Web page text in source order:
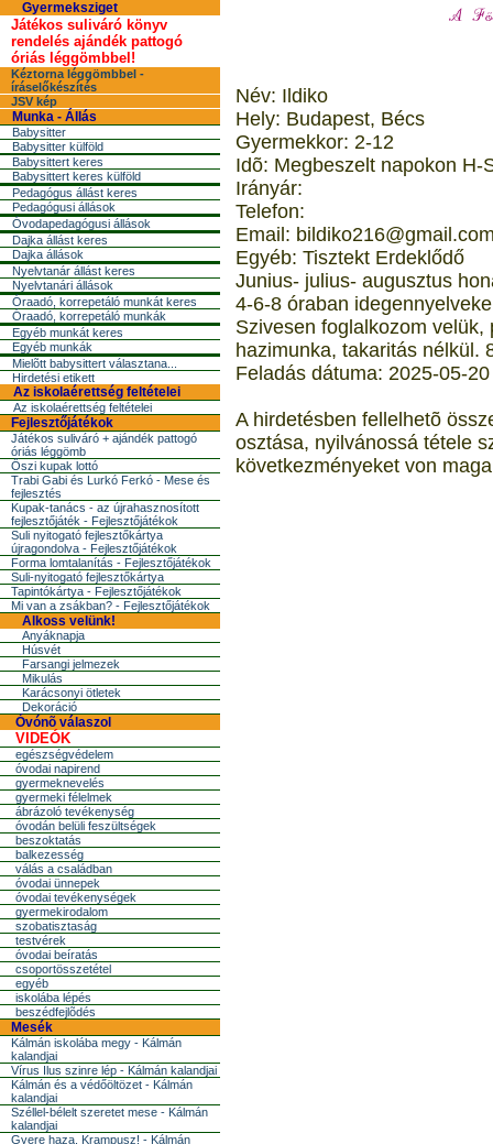
Gyermeksziget
Játékos suliváró könyv
rendelés ajándék pattogó
óriás léggömbbel!
Kéztorna léggömbbel -
íráselőkészítés
JSV kép
Munka - Állás
Babysitter
Babysitter külföld
Babysittert keres
Babysittert keres külföld
Pedagógus állást keres
Pedagógusi állások
Óvodapedagógusi állások
Dajka állást keres
Dajka állások
Nyelvtanár állást keres
Nyelvtanári állások
Óraadó, korrepetáló munkát keres
Óraadó, korrepetáló munkák
Egyéb munkát keres
Egyéb munkák
Mielõtt babysittert választana...
Hirdetési etikett
Az iskolaérettség feltételei
Az iskolaérettség feltételei
Fejlesztőjátékok
Játékos suliváró + ajándék pattogó
óriás léggömb
Őszi kupak lottó
Trabi Gabi és Lurkó Ferkó - Mese és
fejlesztés
Kupak-tanács - az újrahasznosított
fejlesztőjáték - Fejlesztőjátékok
Suli nyitogató fejlesztőkártya
újragondolva - Fejlesztőjátékok
Forma lomtalanítás - Fejlesztőjátékok
Suli-nyitogató fejlesztőkártya
Tapintókártya - Fejlesztőjátékok
Mi van a zsákban? - Fejlesztőjátékok
Alkoss velünk!
Anyáknapja
Húsvét
Farsangi jelmezek
Mikulás
Karácsonyi ötletek
Dekoráció
Óvónõ válaszol
VIDEÓK
egészségvédelem
óvodai napirend
gyermeknevelés
gyermeki félelmek
ábrázoló tevékenység
óvodán belüli feszültségek
beszoktatás
balkezesség
válás a családban
óvodai ünnepek
óvodai tevékenységek
gyermekirodalom
szobatisztaság
testvérek
óvodai beíratás
csoportösszetétel
egyéb
iskolába lépés
beszédfejlõdés
Mesék
Kálmán iskolába megy - Kálmán
kalandjai
Vírus Ilus szinre lép - Kálmán kalandjai
Kálmán és a védőöltözet - Kálmán
kalandjai
Széllel-bélelt szeretet mese - Kálmán
kalandjai
Gyere haza, Krampusz! - Kálmán
Név: Ildiko
Hely: Budapest, Bécs
Gyermekkor: 2-12
Idõ: Megbeszelt napokon H-
Irányár:
Telefon:
Email:
Egyéb: Tisztekt Erdeklődő
Junius- julius- augusztus
4-6-8 óraban
Szivesen foglalkozom
hazimunka, takaritás nélkül.
Feladás dátuma: 2025-05-20
A hirdetésben fellelhetõ
osztása, nyilvánossá tétele
következményeket von